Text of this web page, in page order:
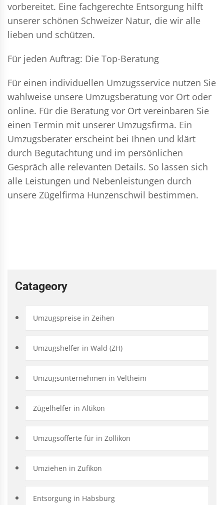
vorbereitet. Eine fachgerechte Entsorgung hilft
unserer schönen Schweizer Natur, die wir alle
lieben und schützen.
Für jeden Auftrag: Die Top-Beratung
Für einen individuellen Umzugsservice nutzen Sie
wahlweise unsere Umzugsberatung vor Ort oder
online. Für die Beratung vor Ort vereinbaren Sie
einen Termin mit unserer Umzugsfirma. Ein
Umzugsberater erscheint bei Ihnen und klärt
durch Begutachtung und im persönlichen
Gespräch alle relevanten Details. So lassen sich
alle Leistungen und Nebenleistungen durch
unsere Zügelfirma Hunzenschwil bestimmen.
Catageory
Umzugspreise in Zeihen
Umzugshelfer in Wald (ZH)
Umzugsunternehmen in Veltheim
Zügelhelfer in Altikon
Umzugsofferte für in Zollikon
Umziehen in Zufikon
Entsorgung in Habsburg